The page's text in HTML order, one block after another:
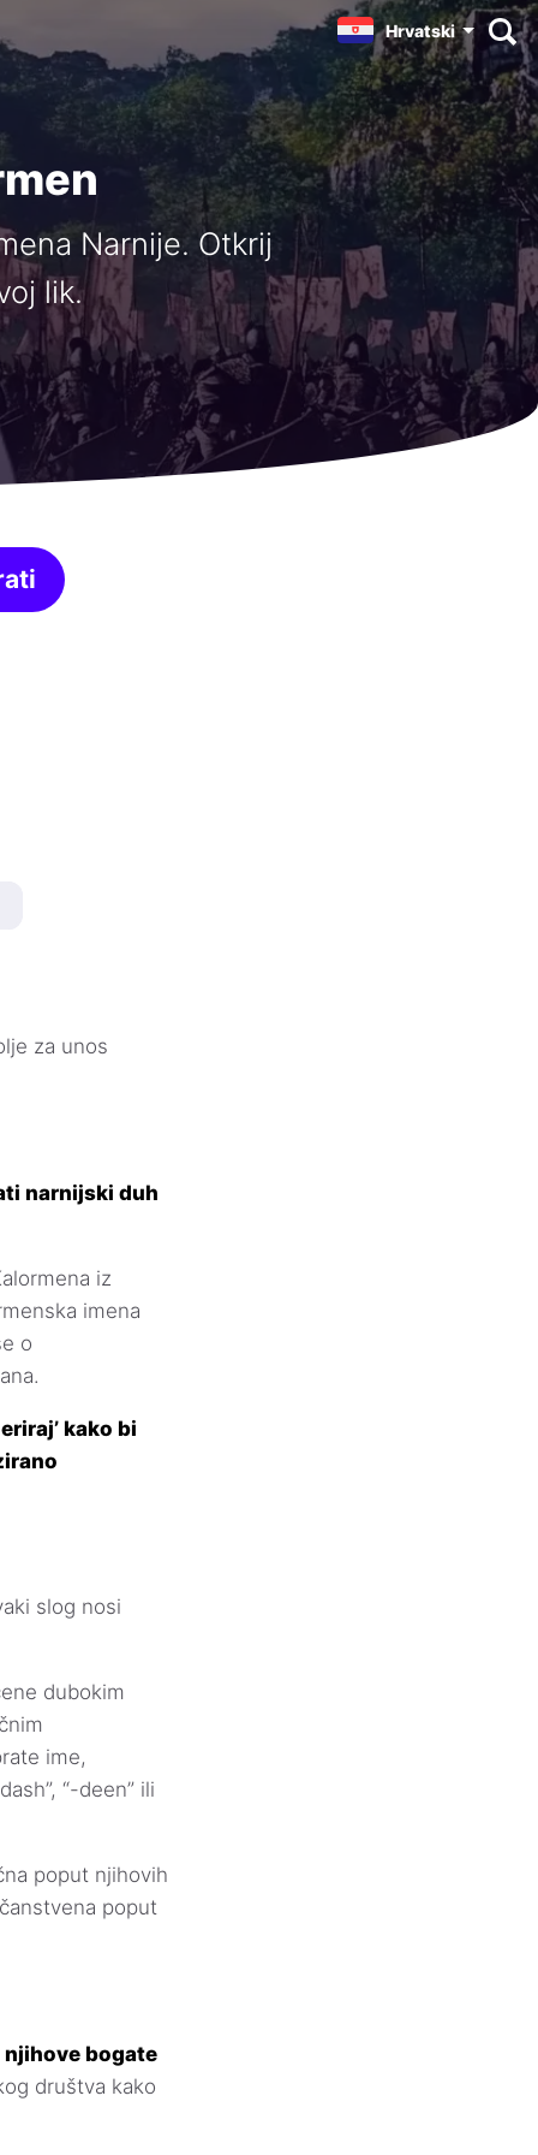
Hrvatski
Narnije. Otkrij
lik.
za unos
narnijski duh
iz
imena
o
kako bi
slog nosi
dubokim
ime,
“-deen” ili
poput njihovih
poput
bogate
društva kako